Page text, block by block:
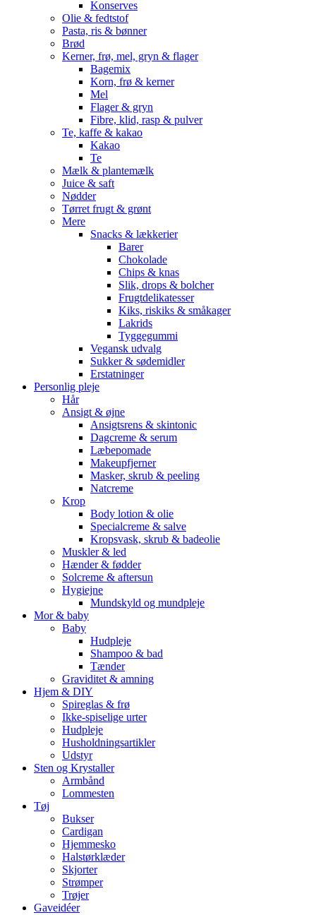
Konserves
Olie & fedtstof
Pasta, ris & bønner
Brød
Kerner, frø, mel, gryn & flager
Bagemix
Korn, frø & kerner
Mel
Flager & gryn
Fibre, klid, rasp & pulver
Te, kaffe & kakao
Kakao
Te
Mælk & plantemælk
Juice & saft
Nødder
Tørret frugt & grønt
Mere
Snacks & lækkerier
Barer
Chokolade
Chips & knas
Slik, drops & bolcher
Frugtdelikatesser
Kiks, riskiks & småkager
Lakrids
Tyggegummi
Vegansk udvalg
Sukker & sødemidler
Erstatninger
Personlig pleje
Hår
Ansigt & øjne
Ansigtsrens & skintonic
Dagcreme & serum
Læbepomade
Makeupfjerner
Masker, skrub & peeling
Natcreme
Krop
Body lotion & olie
Specialcreme & salve
Kropsvask, skrub & badeolie
Muskler & led
Hænder & fødder
Solcreme & aftersun
Hygiejne
Mundskyld og mundpleje
Mor & baby
Baby
Hudpleje
Shampoo & bad
Tænder
Graviditet & amning
Hjem & DIY
Spireglas & frø
Ikke-spiselige urter
Hudpleje
Husholdningsartikler
Udstyr
Sten og Krystaller
Armbånd
Lommesten
Tøj
Bukser
Cardigan
Hjemmesko
Halstørklæder
Skjorter
Strømper
Trøjer
Gaveidéer